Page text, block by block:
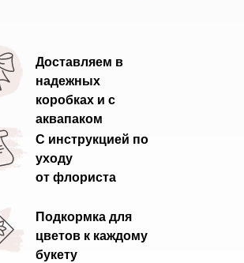
Доставляем в
надежных
коробках и с
аквапаком
С инструкцией по
уходу
от флориста
Подкормка для
цветов к каждому
букету